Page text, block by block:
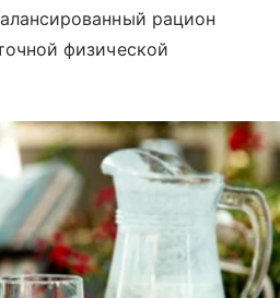
рацион
физической